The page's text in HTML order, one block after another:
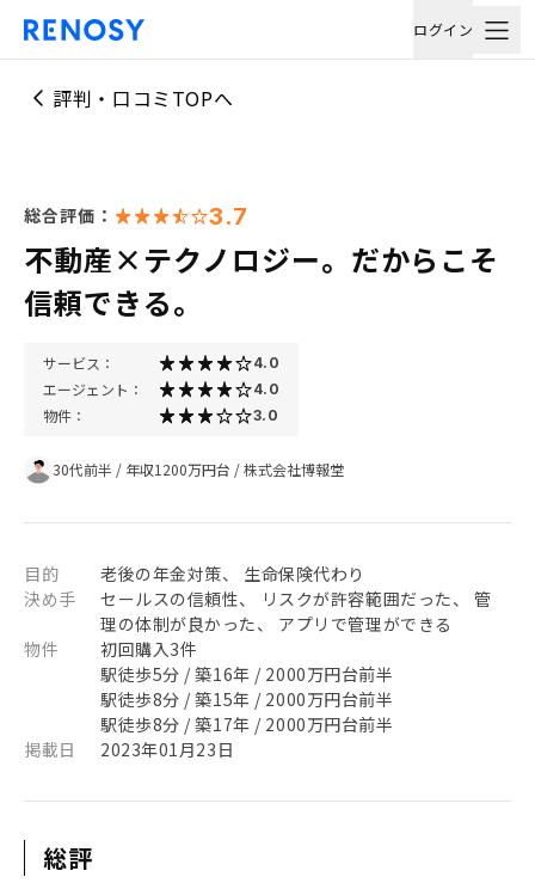
ログイン
評判・口コミTOPへ
総合評価： 3.7
不動産×テクノロジー。だからこそ
信頼できる。
サービス： 4.0
エージェント： 4.0
物件： 3.0
30代前半 / 年収1200万円台 /株式会社博報堂
目的
老後の年金対策、 生命保険代わり
決め手
セールスの信頼性、 リスクが許容範囲だった、 管
理の体制が良かった、 アプリで管理ができる
物件
初回購入3件
駅徒歩5分 / 築16年 / 2000万円台前半
駅徒歩8分 / 築15年 / 2000万円台前半
駅徒歩8分 / 築17年 / 2000万円台前半
掲載日
2023年01月23日
総評